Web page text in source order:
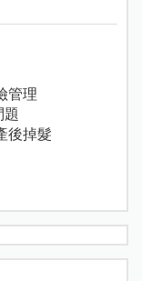
管理
題
後掉髮